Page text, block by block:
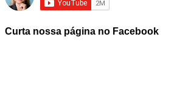
Curta nossa página no Facebook